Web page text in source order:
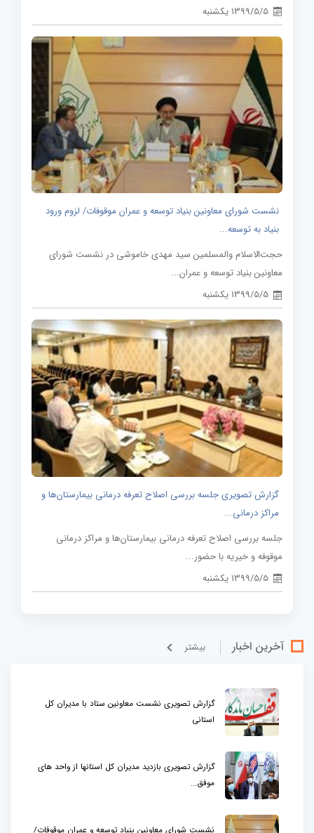
1399/5/5 یکشنبه
نشست شورای معاونین بنیاد توسعه و عمران موقوفات/ لزوم ورود
بنیاد به توسعه...
حجت‌الاسلام والمسلمین سید مهدی خاموشی در نشست شورای
معاونین بنیاد توسعه و عمران...
1399/5/5 یکشنبه
گزارش تصویری جلسه بررسی اصلاح تعرفه درمانی بیمارستان‌ها و
مراکز درمانی...
جلسه بررسی اصلاح تعرفه درمانی بیمارستان‌ها و مراکز درمانی
موقوفه و خیریه با حضور...
1399/5/5 یکشنبه
آخرین اخبار بيشتر
گزارش تصویری نشست معاونین ستاد با مدیران کل
استانی
گزارش تصویری بازدید مدیران کل استانها از واحد های
موفق...
نشست شورای معاونین بنیاد توسعه و عمران موقوفات/